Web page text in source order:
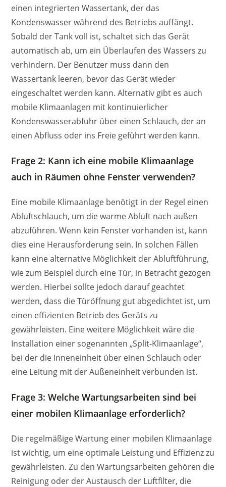
einen integrierten Wassertank, der das
Kondenswasser während des Betriebs auffängt.
Sobald der Tank voll ist, schaltet sich das Gerät
automatisch ab, um ein Überlaufen des Wassers zu
verhindern. Der Benutzer muss dann den
Wassertank leeren, bevor das Gerät wieder
eingeschaltet werden kann. Alternativ gibt es auch
mobile Klimaanlagen mit kontinuierlicher
Kondenswasserabfuhr über einen Schlauch, der an
einen Abfluss oder ins Freie geführt werden kann.
Frage 2: Kann ich eine mobile Klimaanlage
auch in Räumen ohne Fenster verwenden?
Eine mobile Klimaanlage benötigt in der Regel einen
Abluftschlauch, um die warme Abluft nach außen
abzuführen. Wenn kein Fenster vorhanden ist, kann
dies eine Herausforderung sein. In solchen Fällen
kann eine alternative Möglichkeit der Abluftführung,
wie zum Beispiel durch eine Tür, in Betracht gezogen
werden. Hierbei sollte jedoch darauf geachtet
werden, dass die Türöffnung gut abgedichtet ist, um
einen effizienten Betrieb des Geräts zu
gewährleisten. Eine weitere Möglichkeit wäre die
Installation einer sogenannten „Split-Klimaanlage“,
bei der die Inneneinheit über einen Schlauch oder
eine Leitung mit der Außeneinheit verbunden ist.
Frage 3: Welche Wartungsarbeiten sind bei
einer mobilen Klimaanlage erforderlich?
Die regelmäßige Wartung einer mobilen Klimaanlage
ist wichtig, um eine optimale Leistung und Effizienz zu
gewährleisten. Zu den Wartungsarbeiten gehören die
Reinigung oder der Austausch der Luftfilter, die